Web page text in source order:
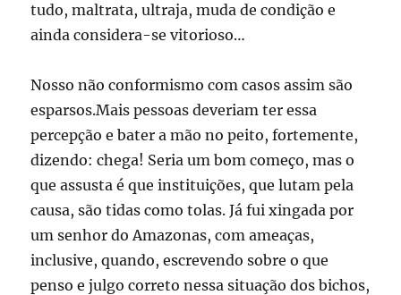
tudo, maltrata, ultraja, muda de condição e
ainda considera-se vitorioso…
Nosso não conformismo com casos assim são
esparsos.Mais pessoas deveriam ter essa
percepção e bater a mão no peito, fortemente,
dizendo: chega! Seria um bom começo, mas o
que assusta é que instituições, que lutam pela
causa, são tidas como tolas. Já fui xingada por
um senhor do Amazonas, com ameaças,
inclusive, quando, escrevendo sobre o que
penso e julgo correto nessa situação dos bichos,